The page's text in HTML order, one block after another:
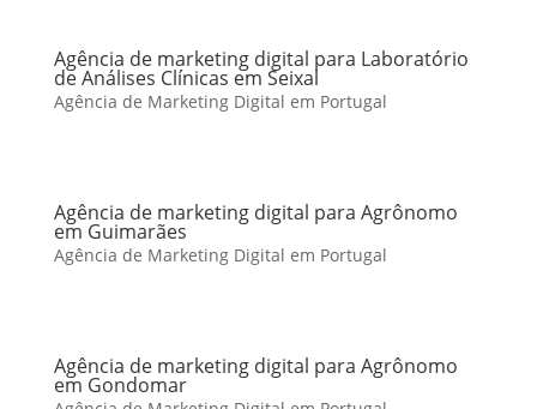
Agência de marketing digital para Laboratório
de Análises Clínicas em Seixal
Agência de Marketing Digital em Portugal
Agência de marketing digital para Agrônomo
em Guimarães
Agência de Marketing Digital em Portugal
Agência de marketing digital para Agrônomo
em Gondomar